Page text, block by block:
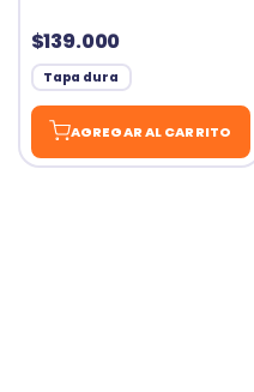
$139.000
Tapa dura
AGREGAR AL CARRITO